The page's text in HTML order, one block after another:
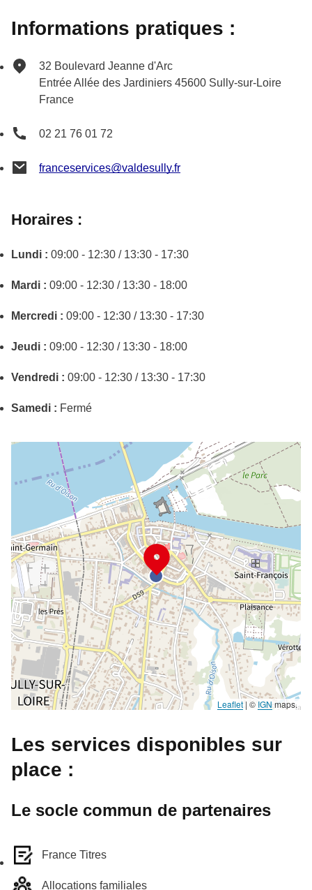
Informations pratiques :
32 Boulevard Jeanne d'Arc
Entrée Allée des Jardiniers 45600 Sully-sur-Loire
France
02 21 76 01 72
franceservices@valdesully.fr
Horaires :
Lundi : 09:00 - 12:30 / 13:30 - 17:30
Mardi : 09:00 - 12:30 / 13:30 - 18:00
Mercredi : 09:00 - 12:30 / 13:30 - 17:30
Jeudi : 09:00 - 12:30 / 13:30 - 18:00
Vendredi : 09:00 - 12:30 / 13:30 - 17:30
Samedi : Fermé
Leaflet | © IGN maps.
Les services disponibles sur
place :
Le socle commun de partenaires
France Titres
Allocations familiales